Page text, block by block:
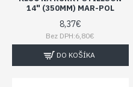
14" (350MM) MAR-POL
8,37€
Bez DPH:6,80€
DO KOŠÍKA